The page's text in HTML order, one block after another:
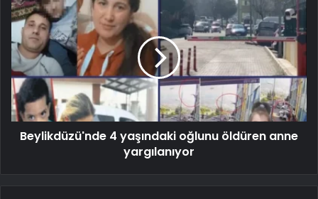
Beylikdüzü'nde 4 yaşındaki oğlunu öldüren anne
yargılanıyor